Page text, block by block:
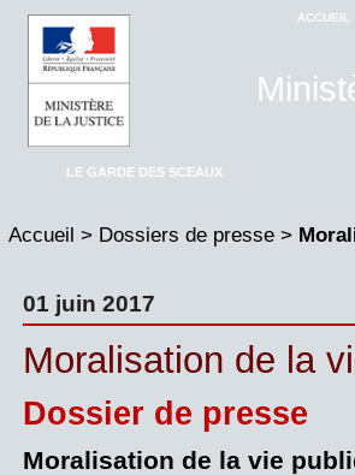
ACCUEIL
LE GARDE DES SCEAUX
Accueil > Dossiers de presse>
01 juin 2017
Moralisation de la
Dossier de presse
Moralisation de la vie